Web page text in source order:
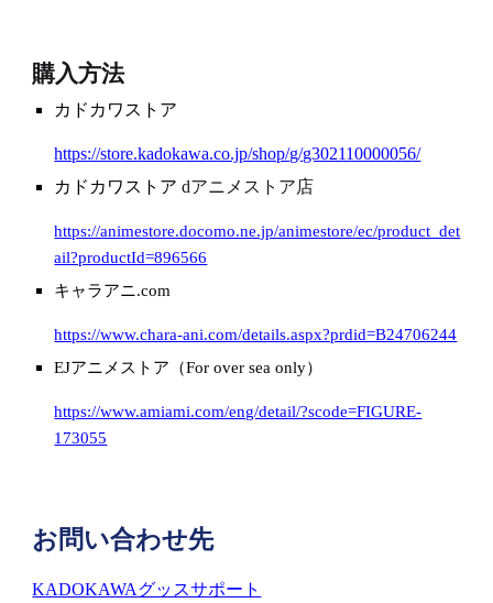
購入方法
カドカワストア
https://store.kadokawa.co.jp/shop/g/g302110000056/
カドカワストアdアニメストア店
https://animestore.docomo.ne.jp/animestore/ec/product_det
ail?productId=896566
キャラアニ.com
https://www.chara-ani.com/details.aspx?prdid=B24706244
EJアニメストア（For over sea only）
https://www.amiami.com/eng/detail/?scode=FIGURE-
173055
お問い合わせ先
KADOKAWAグッスサポート